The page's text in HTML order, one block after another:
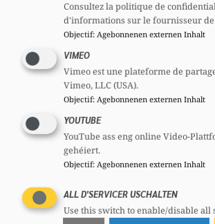
Partager
Consultez la politique de
d'informations sur le fournisseur de
Objectif: Agebonnenen externen Inhalt
VIMEO
Vimeo est une plateforme de
Vimeo, LLC (USA).
Objectif: Agebonnenen externen Inhalt
YOUTUBE
YouTube ass eng online Video-
gehéiert.
Objectif: Agebonnenen externen Inhalt
ALL D'SERVICER USCHALTEN
Use this switch to enable/disable all